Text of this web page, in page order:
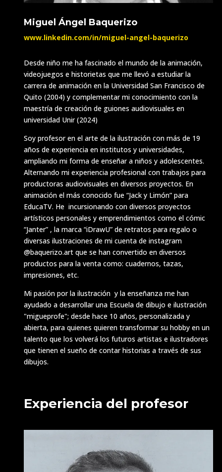
Miguel Ángel Baquerizo
www.linkedin.com/in/miguel-angel-baquerizo
Desde niño me ha fascinado el mundo de la animación,
videojuegos e historietas que me llevó a estudiar la
carrera de animación en la Universidad San Francisco de
Quito (2004) y complementar mi conocimiento con la
maestría de creación de guiones audiovisuales en
universidad Unir (2024)
Soy profesor en el arte de la ilustración con más de 19
años de experiencia en institutos y universidades,
ampliando mi forma de enseñar a niños y adolescentes.
Alternando mi experiencia profesional con trabajos para
productoras audiovisuales en diversos proyectos. En
animación el más conocido fue “Jack y Limón” para
EducaTV. He incursionando con diversos proyectos
artísticos personales y emprendimientos como el cómic
“Janter” , la marca “iDrawU” de retratos para regalo o
diversas ilustraciones de mi cuenta de instagram
@baquerizo.art que se han convertido en diversos
productos para la venta como: cuadernos, tazas,
impresiones, etc.
Mi pasión por la ilustración y la enseñanza me han
ayudado a desarrollar una Escuela de dibujo e ilustración
"migueprofe"; desde hace 10 años, personalizada y
abierta, para quienes quieren transformar su hobby en un
talento que los volverá los futuros artistas e ilustradores
que tienen el sueño de contar historias a través de sus
dibujos.
Experiencia del profesor